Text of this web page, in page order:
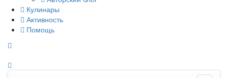
Кулинары
Активность
Помощь